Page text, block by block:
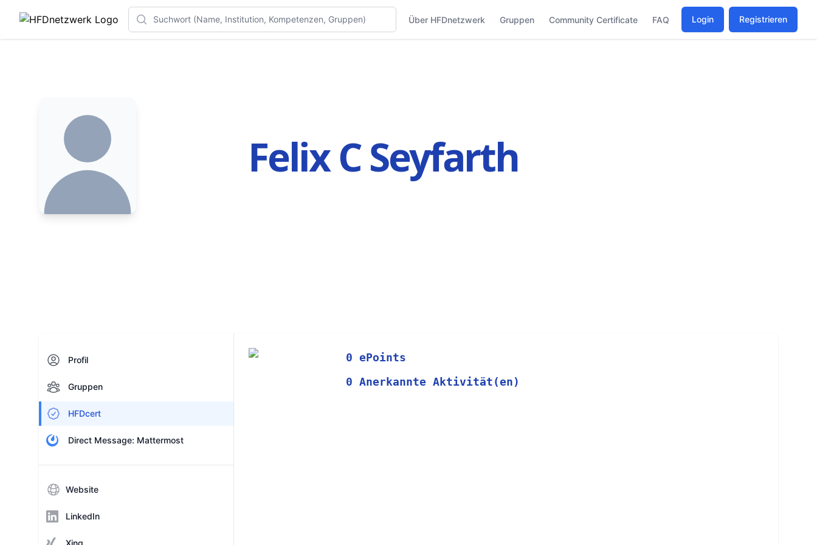
Search
Über HFDnetzwerk Gruppen Community Certificate FAQ Login Registrieren
Felix C Seyfarth
Profil
Gruppen
HFDcert
Direct Message: Mattermost
Website
LinkedIn
Xing
0 ePoints
0 Anerkannte Aktivität(en)